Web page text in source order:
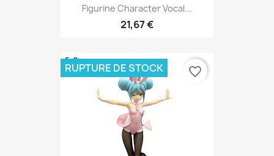
Figurine Character Vocal...
21,67 €
RUPTURE DE STOCK favorite_border